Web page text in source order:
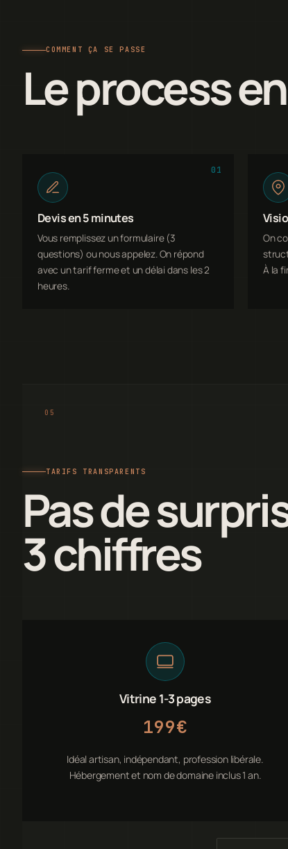
COMMENT ÇA SE PASSE
Le process
01
Devis en 5 minutes
Vous remplissez un formulaire (3
questions) ou nous appelez. On répond
avec un tarif ferme et un délai dans les 2
heures.
On
À la
TARIFS TRANSPARENTS
Pas de
3 chiffres
Vitrine 1-3 pages
199€
Idéal artisan, indépendant, profession libérale.
Hébergement et nom de domaine inclus 1 an.